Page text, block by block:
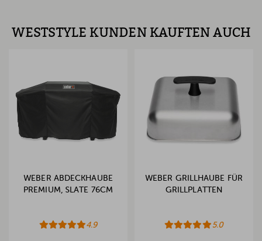
WESTSTYLE KUNDEN KAUFTEN AUCH
WEBER ABDECKHAUBE
PREMIUM, SLATE 76CM
4.9
WEBER GRILLHAUBE FÜR
GRILLPLATTEN
5.0